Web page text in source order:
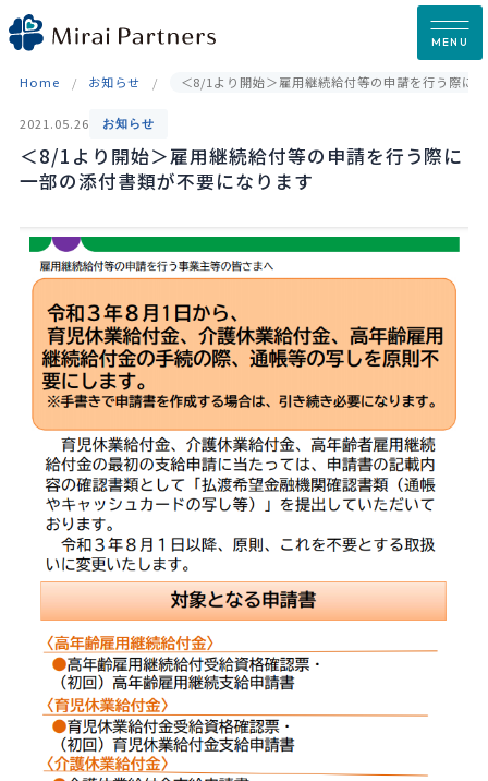
Skip
to
MENU
Home お知らせ ＜8/1より開始＞雇用継続給付等の申請を行う際に
2021.05.26 お知らせ
＜8/1より開始＞雇用継続給付等の申請を行う際に
一部の添付書類が不要になります